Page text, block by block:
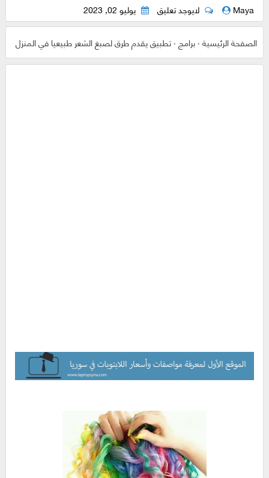
Maya لايوجد تعليق يوليو 02, 2023
الصفحة الرئيسية›برامج›تطبيق يقدم طرق لصبغ الشعر طبيعيا في المنزل